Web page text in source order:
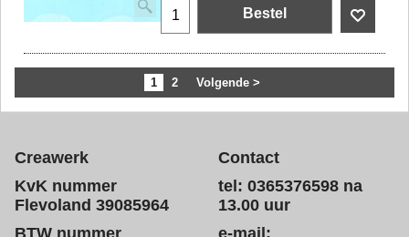
Bestel
1 2 Volgende >
Creawerk
KvK nummer
Flevoland 39085964
BTW nummer
Contact
tel: 0365376598 na
13.00 uur
e-mail: